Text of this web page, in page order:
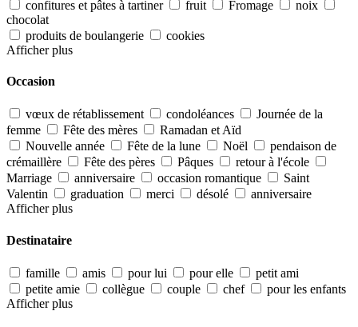
confitures et pâtes à tartiner fruit Fromage
noix
chocolat
produits de boulangerie
cookies
Afficher plus
Occasion
vœux de rétablissement condoléances
Journée de la
femme
Fête des mères
Ramadan et Aïd
Nouvelle année
Fête de la lune Noël
pendaison de
crémaillère
Fête des pères Pâques
retour à l'école
Marriage
anniversaire occasion romantique
Saint
Valentin
graduation merci désolé
anniversaire
Afficher plus
Destinataire
famille amis pour lui pour elle
petit ami
petite amie
collègue couple chef
pour les enfants
Afficher plus